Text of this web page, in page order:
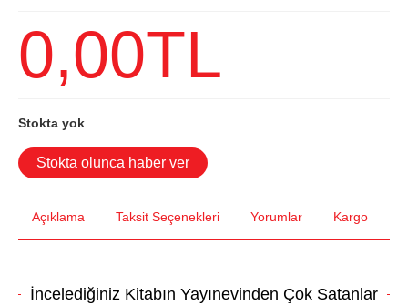
0,00TL
Stokta yok
Stokta olunca haber ver
Açıklama Taksit Seçenekleri Yorumlar Kargo
İncelediğiniz Kitabın Yayınevinden Çok Satanlar